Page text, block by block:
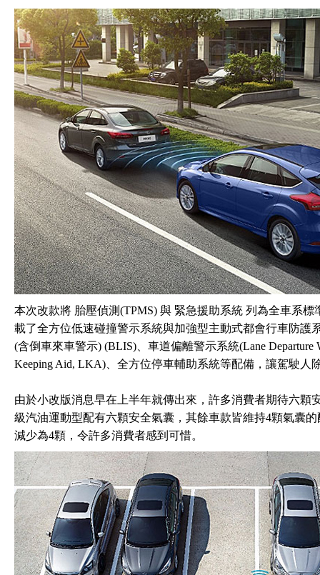
本次改款將 胎壓偵測(TPMS) 與 緊急援助系統 列為全車系
載了全方位低速碰撞警示系統與加強型主動式都會行車防護
(含倒車來車警示) (BLIS)、車道偏離警示系統(Lane
Keeping Aid, LKA)、全方位停車輔助系統等配備，讓駕駛人
由於小改版消息早在上半年就傳出來，許多消費者期待六顆
級汽油運動型配有六顆安全氣囊，其餘車款皆維持4顆氣囊
減少為4顆，令許多消費者感到可惜。